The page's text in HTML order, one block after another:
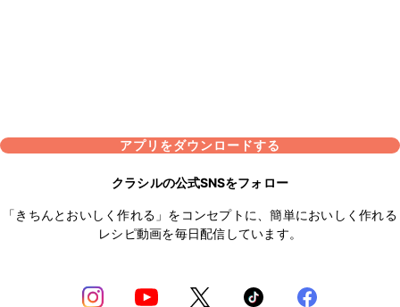
アプリをダウンロードする
クラシルの公式SNSをフォロー
「きちんとおいしく作れる」をコンセプトに、簡単においしく作れる
レシピ動画を毎日配信しています。